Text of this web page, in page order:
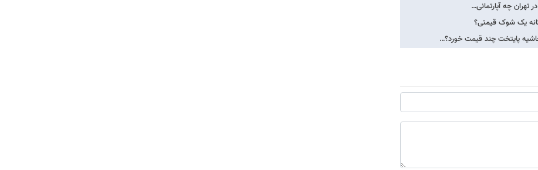
چه آپارتمانی…
یک شوک قیمتی؟
پایتخت چند قیمت خورد؟…